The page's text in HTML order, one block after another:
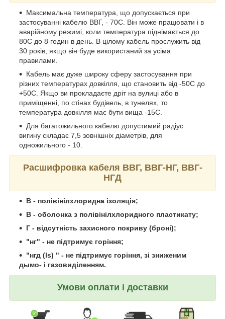
Максимальна температура, що допускається при
застосуванні кабелю ВВГ, - 70С. Він може працювати і в
аварійному режимі, коли температура піднімається до
80С до 8 годин в день. В цілому кабель прослужить від
30 років, якщо він буде використаний за усіма
правилами.
Кабель має дуже широку сферу застосування при
різних температурах довкілля, що становить від -50С до
+50С. Якщо ви прокладаєте дріт на вулиці або в
приміщенні, по стінах будівель, в тунелях, то
температура довкілля має бути вища -15С.
Для багатожильного кабелю допустимий радіус
вигину складає 7,5 зовнішніх діаметрів, для
одножильного - 10.
Расшифровка кабеля ВВГ, ВВГ-НГ, ВВГ-
НГД
В - полівінілхлоридна ізоляція;
В - оболонка з полівінілхлоридного пластикату;
Г - відсутність захисного покриву (броні);
"нг" - не підтримує горіння;
"нгд (ls) " - не підтримує горіння, зі зниженим
дымо- і газовиділенням.
Умови оплати і доставки